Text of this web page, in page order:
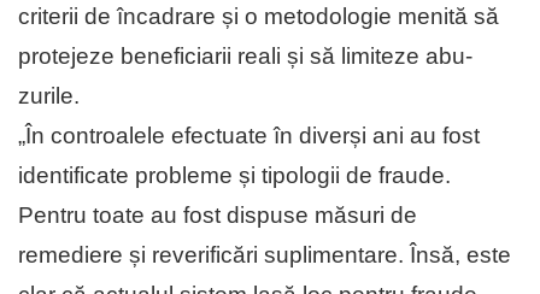
criterii de în­cadrare și o metodologie menită să
pro­tejeze beneficiarii reali și să li­miteze abu­
zurile.
„În controalele efectuate în diverși ani au fost
identificate probleme și ti­pologii de fraude.
Pentru toate au fost dispuse măsuri de
remediere și re­ve­rificări suplimentare. Însă, este